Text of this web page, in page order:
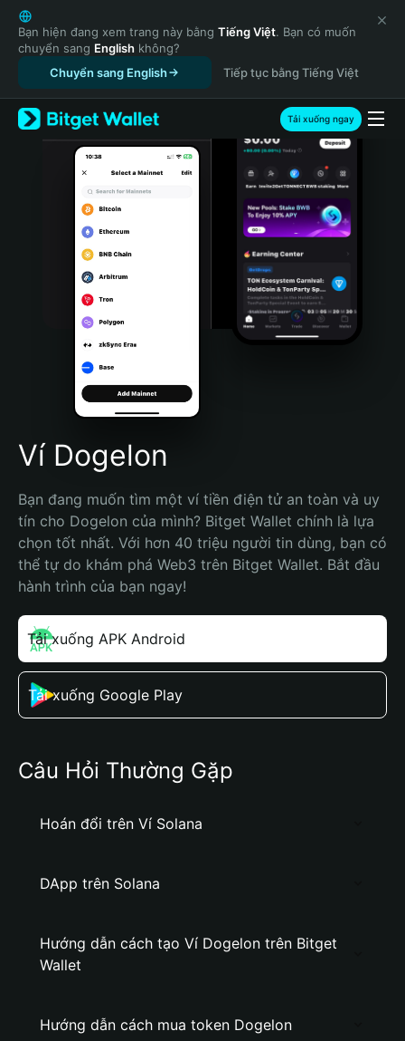
English
日本語
Tiếng Việt
Русский
Español (Latinoamérica)
Türkçe
Italiano
Português (Portugal)
Bahasa Indonesia
Português (Brasil)
Español (Argentina)
Bạn hiện đang xem trang này bằng Tiếng Việt. Bạn có muốn
chuyển sang English không?
Chuyển sang English
Tiếp tục bằng Tiếng Việt
Tải xuống ngay
Ví Dogelon
Bạn đang muốn tìm một ví tiền điện tử an toàn và uy
tín cho Dogelon của mình? Bitget Wallet chính là lựa
chọn tốt nhất. Với hơn 40 triệu người tin dùng, bạn có
thể tự do khám phá Web3 trên Bitget Wallet. Bắt đầu
hành trình của bạn ngay!
Tải xuống APK Android
Tải xuống Google Play
Câu Hỏi Thường Gặp
Hoán đổi trên Ví Solana
DApp trên Solana
Hướng dẫn cách tạo Ví Dogelon trên Bitget
Wallet
Hướng dẫn cách mua token Dogelon